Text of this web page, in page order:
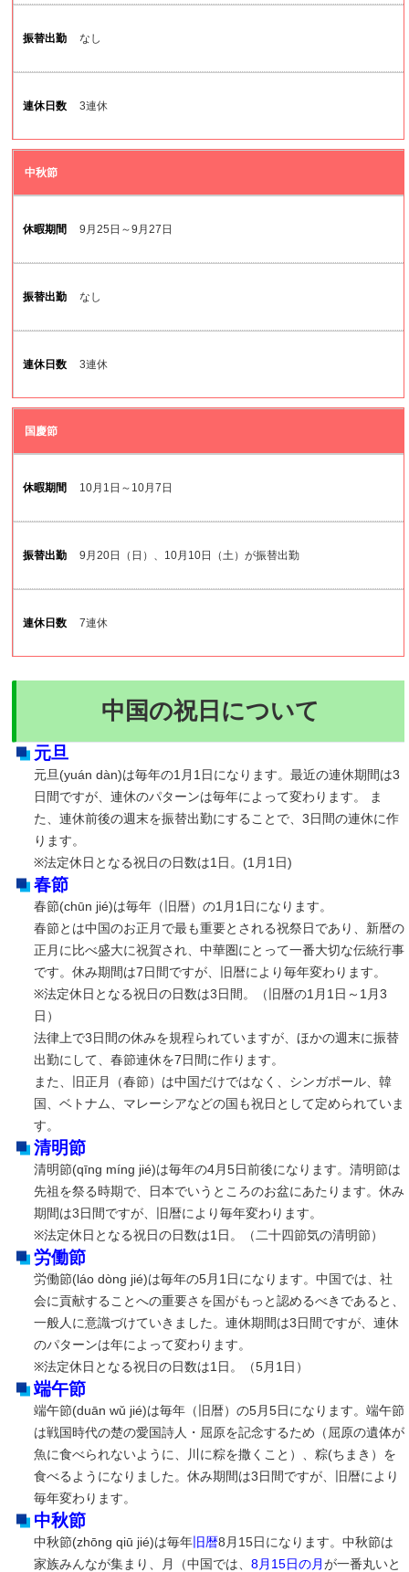
なし
3連休
中秋節
9月25日～9月27日
なし
3連休
国慶節
10月1日～10月7日
9月20日（日）、10月10日（土）が振替出勤
7連休
中国の祝日について
元旦
元旦(yuán dàn)は毎年の1月1日になります。最近の連休期間は3
日間ですが、連休のパターンは毎年によって変わります。 ま
た、連休前後の週末を振替出勤にすることで、3日間の連休に作
ります。
※法定休日となる祝日の日数は1日。(1月1日)
春節
春節(chūn jié)は毎年（旧暦）の1月1日になります。
春節とは中国のお正月で最も重要とされる祝祭日であり、新暦の
正月に比べ盛大に祝賀され、中華圏にとって一番大切な伝統行事
です。休み期間は7日間ですが、旧暦により毎年変わります。
※法定休日となる祝日の日数は3日間。（旧暦の1月1日～1月3
日）
法律上で3日間の休みを規程られていますが、ほかの週末に振替
出勤にして、春節連休を7日間に作ります。
また、旧正月（春節）は中国だけではなく、シンガポール、韓
国、ベトナム、マレーシアなどの国も祝日として定められていま
す。
清明節
清明節(qīng míng jié)は毎年の4月5日前後になります。清明節は
先祖を祭る時期で、日本でいうところのお盆にあたります。休み
期間は3日間ですが、旧暦により毎年変わります。
※法定休日となる祝日の日数は1日。（二十四節気の清明節）
労働節
労働節(láo dònɡ jié)は毎年の5月1日になります。中国では、社
会に貢献することへの重要さを国がもっと認めるべきであると、
一般人に意識づけていきました。連休期間は3日間ですが、連休
のパターンは年によって変わります。
※法定休日となる祝日の日数は1日。（5月1日）
端午節
端午節(duān wǔ jié)は毎年（旧暦）の5月5日になります。端午節
は戦国時代の楚の愛国詩人・屈原を記念するため（屈原の遺体が
魚に食べられないように、川に粽を撒くこと）、粽(ちまき）を
食べるようになりました。休み期間は3日間ですが、旧暦により
毎年変わります。
中秋節
中秋節(zhōng qiū jié)は毎年 旧暦8月15日になります。中秋節は
家族みんなが集まり、月（中国では、8月15日の月が一番丸いと